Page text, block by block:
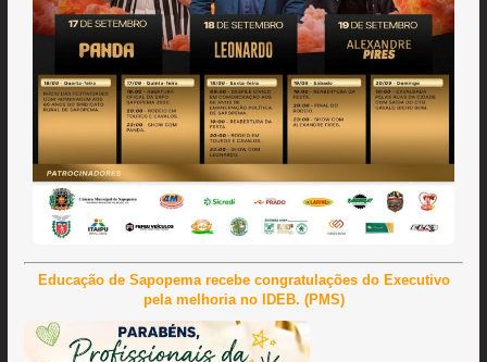
Educação de Sapopema recebe congratulações do Executivo
pela melhoria no IDEB. (PMS)